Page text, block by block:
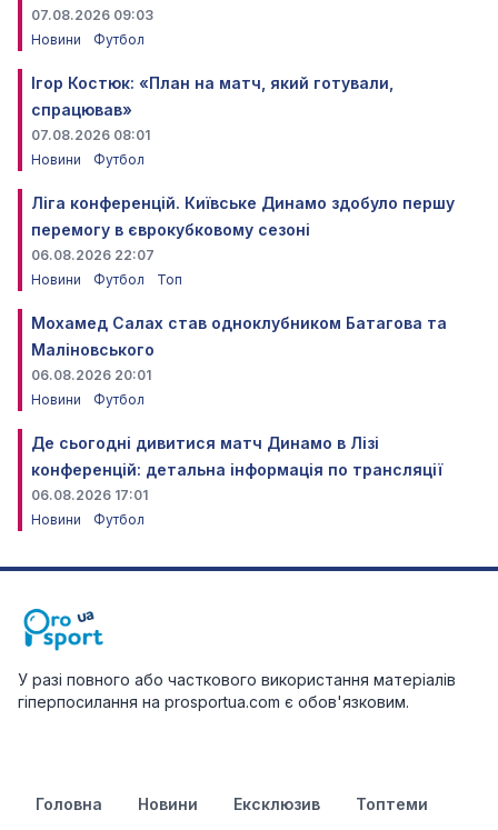
07.08.2026 09:03
Новини
Футбол
Ігор Костюк: «План на матч, який готували,
спрацював»
07.08.2026 08:01
Новини
Футбол
Ліга конференцій. Київське Динамо здобуло першу
перемогу в єврокубковому сезоні
06.08.2026 22:07
Новини
Футбол Топ
Мохамед Салах став одноклубником Батагова та
Маліновського
06.08.2026 20:01
Новини
Футбол
Де сьогодні дивитися матч Динамо в Лізі
конференцій: детальна інформація по трансляції
06.08.2026 17:01
Новини
Футбол
У разі повного або часткового використання матеріалів
гіперпосилання на prosportua.com є обов'язковим.
Головна Новини Ексклюзив Топтеми